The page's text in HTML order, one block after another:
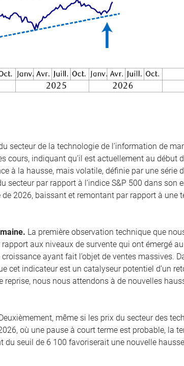
secteur de la technologie de l’information de
indiquant qu’il est actuellement au début
à la hausse, mais volatile, définie par une série
par rapport à l’indice S&P 500 dans son
2026, baissant et remontant par rapport à une
La première observation technique que
aux niveaux de survente qui ont émergé
ayant fait l’objet de ventes massives.
cet indicateur est un catalyseur potentiel d’un
nous nous attendons à de nouvelles
Deuxièmement, même si les prix du secteur des
où une pause à court terme est probable, la
seuil de 6 100 favoriserait une nouvelle